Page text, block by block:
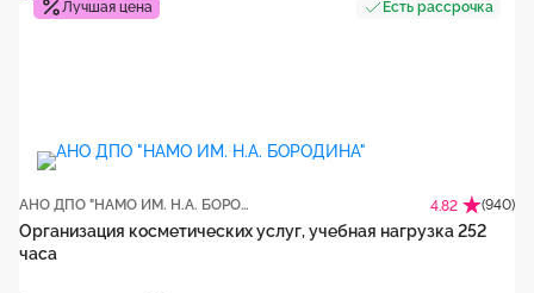
Лучшая цена Есть рассрочка
АНО ДПО "НАМО ИМ. Н.А. БОРОДИНА" 4.82 (940)
Организация косметических услуг, учебная нагрузка 252
часа